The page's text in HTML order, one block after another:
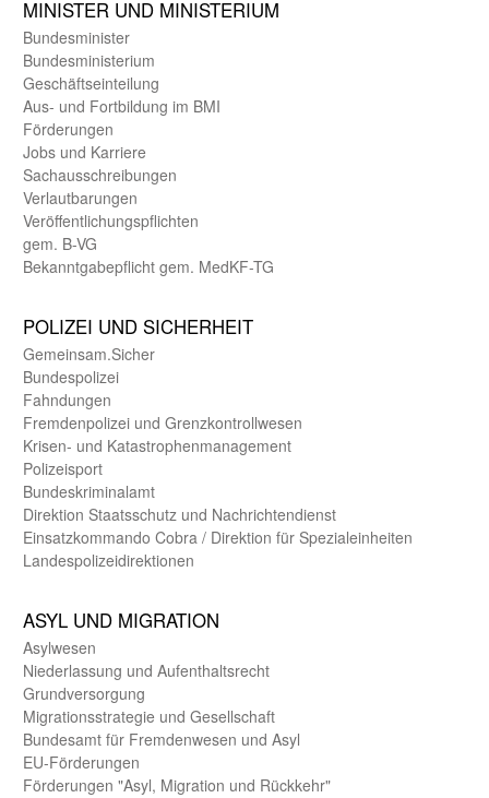
MINISTER UND MINIST­ERIUM
Bundes­minister
Bundes­ministerium
Geschäfts­einteilung
Aus- und Fortbildung im BMI
Förderungen
Jobs und Karriere
Sachaus­schreibungen
Verlautbarungen
Veröffentlichungspflichten
gem. B-VG
Bekanntgabepflicht gem. MedKF-TG
POLIZEI UND SICHER­HEIT
Gemein­sam.Sicher
Bundes­polizei
Fahndungen
Fremdenpolizei und Grenzkontrollwesen
Krisen- und Katastrophen­management
Polizeisport
Bundes­kriminal­amt
Direktion Staats­schutz und Nach­richten­dienst
Einsatz­kommando Cobra / Direktion für Spezialeinheiten
Landes­polizei­direk­tionen
ASYL UND MIGRA­TION
Asyl­wesen
Nieder­lassung und Aufent­halts­recht
Grund­versorgung
Migrations­strategie und Gesell­schaft
Bundes­amt für Fremden­wesen und Asyl
EU-Förde­rungen
Förderungen "Asyl, Migration und Rückkehr"